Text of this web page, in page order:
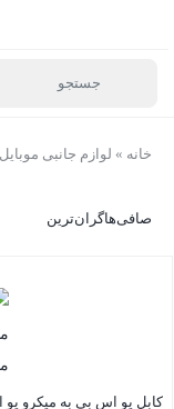
خانه » لوازم جانبی موبایل
صافی‌هاگران‌ترین
کابل یو اس بی به میکرو یو اس بی